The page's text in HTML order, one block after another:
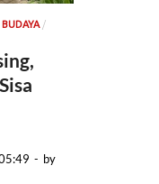
BUDAYA/
- by